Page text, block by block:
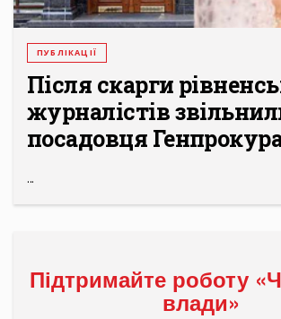
ПУБЛІКАЦІЇ
Після скарги
журналістів
посадовця
...
Підтримайте роботу
влади»